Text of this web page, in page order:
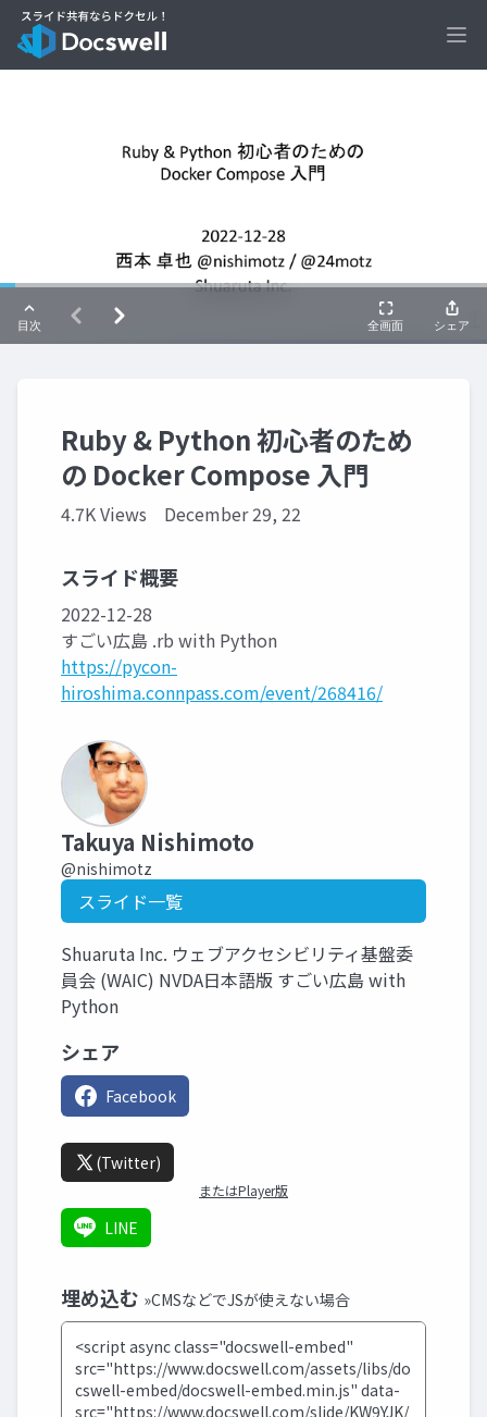
Ruby & Python 初心者のため
の Docker Compose 入門
4.7K Views December 29, 22
スライド概要
2022-12-28
すごい広島 .rb with Python
https://pycon-
hiroshima.connpass.com/event/268416/
Takuya Nishimoto
@nishimotz
スライド一覧
Shuaruta Inc. ウェブアクセシビリティ基盤委
員会 (WAIC) NVDA日本語版 すごい広島 with
Python
シェア
Facebook
(Twitter)
またはPlayer版
LINE
埋め込む »CMSなどでJSが使えない場合